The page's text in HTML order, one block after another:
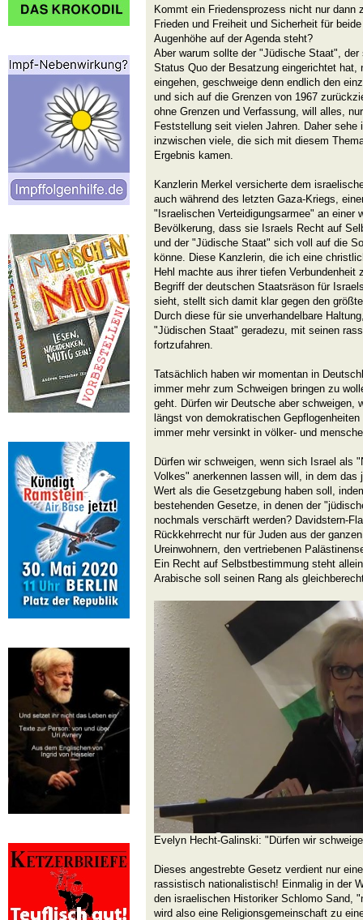
Kommt ein Friedensprozess nicht nur dann
Frieden und Freiheit und Sicherheit für
Augenhöhe auf der Agenda steht?
Aber warum sollte der "Jüdische Staat",
Status Quo der Besatzung eingerichtet hat,
eingehen, geschweige denn endlich den
und sich auf die Grenzen von 1967
ohne Grenzen und Verfassung, will alles,
Feststellung seit vielen Jahren. Daher
inzwischen viele, die sich mit diesem
Ergebnis kamen.
Kanzlerin Merkel versicherte dem
auch während des letzten Gaza-Kriegs,
"Israelischen Verteidigungsarmee" an einer
Bevölkerung, dass sie Israels Recht auf
und der "Jüdische Staat" sich voll auf die
könne. Diese Kanzlerin, die ich eine
Hehl machte aus ihrer tiefen
Begriff der deutschen Staatsräson für
sieht, stellt sich damit klar gegen den
Durch diese für sie unverhandelbare
"Jüdischen Staat" geradezu, mit seinen
fortzufahren.
Tatsächlich haben wir momentan in
immer mehr zum Schweigen bringen zu
geht. Dürfen wir Deutsche aber schweigen,
längst von demokratischen
immer mehr versinkt in völker- und
Dürfen wir schweigen, wenn sich Israel als
Volkes" anerkennen lassen will, in dem das
Wert als die Gesetzgebung haben soll,
bestehenden Gesetze, in denen der
nochmals verschärft werden? Davidstern-
Rückkehrrecht nur für Juden aus der
Ureinwohnern, den vertriebenen
Ein Recht auf Selbstbestimmung steht
Arabische soll seinen Rang als
Evelyn Hecht-Galinski: "Dürfen wir
Dieses angestrebte Gesetz verdient nur
rassistisch nationalistisch! Einmalig in der
den israelischen Historiker Schlomo Sand,
wird also eine Religionsgemeinschaft zu